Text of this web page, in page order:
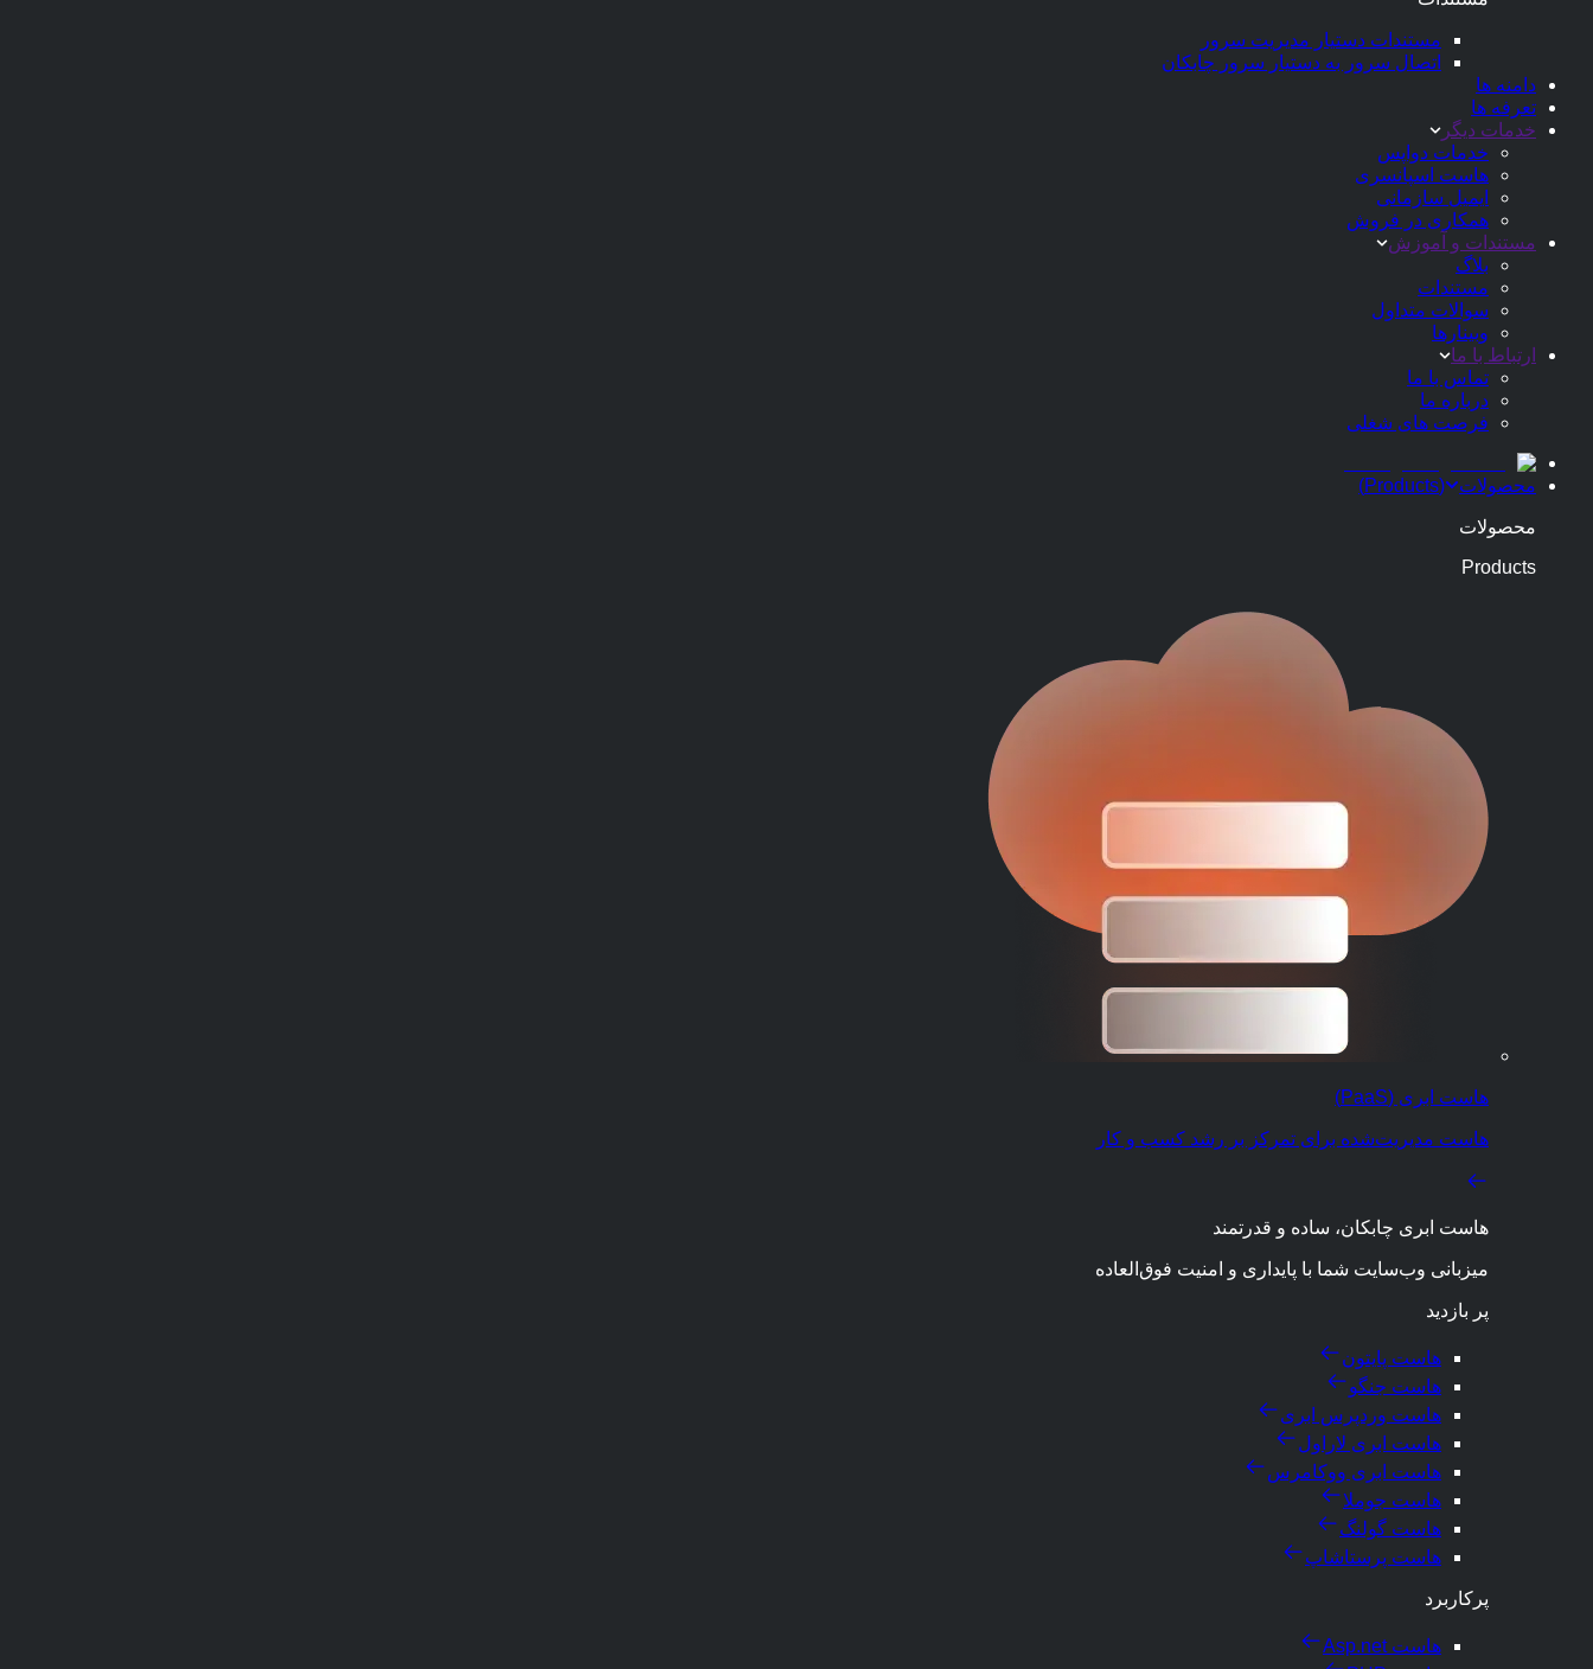
مستندات دستیار مدیریت سرور
اتصال سرور به دستیار سرور چابکان
دامنه ها
تعرفه ها
خدمات دیگر
خدمات دواپس
هاست اسپانسری
ایمیل سازمانی
همکاری در فروش
مستندات و آموزش
بلاگ
مستندات
سوالات متداول
وبینارها
ارتباط با ما
تماس با ما
درباره ما
فرصت های شغلی
محصولات (
Products
)
محصولات
Products
هاست ابری (PaaS)
هاست مدیریت‌شده برای تمرکز بر رشد کسب و کار
هاست ابری چابکان، ساده و قدرتمند
میزبانی وب‌سایت شما با پایداری و امنیت فوق‌العاده
پر بازدید
هاست پایتون
هاست جنگو
هاست وردپرس ابری
هاست ابری لاراول
هاست ابری ووکامرس
هاست جوملا
هاست گولنگ
هاست پرستاشاپ
پرکاربرد
هاست Asp.net